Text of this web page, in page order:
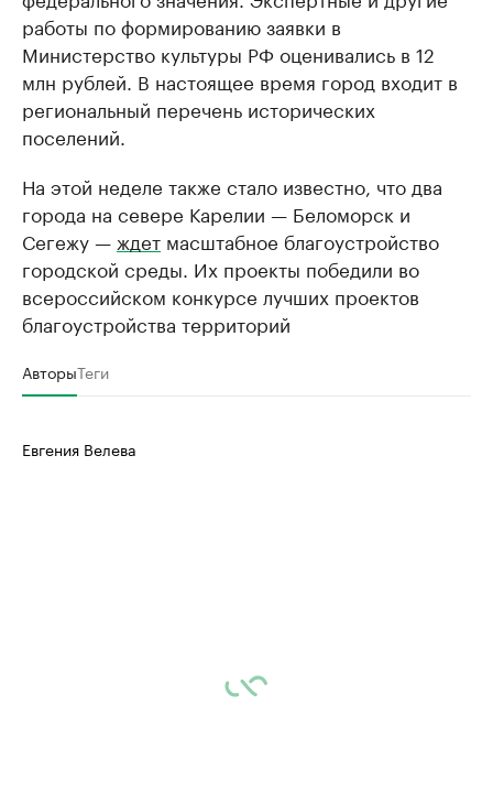
работы по формированию заявки в
Министерство культуры РФ оценивались в 12
млн рублей. В настоящее время город входит в
региональный перечень исторических
поселений.
На этой неделе также стало известно, что два
города на севере Карелии — Беломорск и
Сегежу — ждет масштабное благоустройство
городской среды. Их проекты победили во
всероссийском конкурсе лучших проектов
благоустройства территорий
АвторыТеги
Евгения Велева